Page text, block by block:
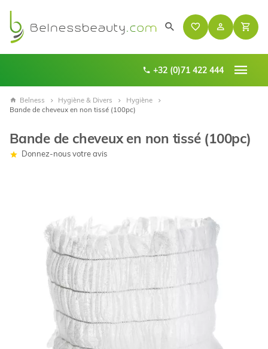
+32 (0)71 422 444
Belness Hygiène & Divers
Hygiène
Bande de cheveux en non tissé (100pc)
Bande de cheveux en non tissé (100pc)
Donnez-nous votre avis